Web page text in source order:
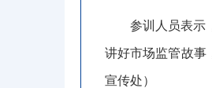
参训人员表示
讲好市场监管故事
宣传处）